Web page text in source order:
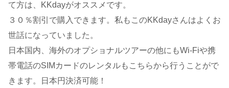
て方は、KKdayがオススメです。
３０％割引で購入できます。私もこのKKdayさんはよくお
世話になっていました。
日本国内、海外のオプショナルツアーの他にもWi-Fiや携
帯電話のSIMカードのレンタルもこちらから行うことがで
きます。日本円決済可能！